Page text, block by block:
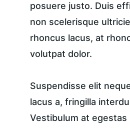
posuere justo. Duis
non scelerisque
rhoncus lacus, at
volutpat dolor.
Suspendisse elit
lacus a, fringilla
Vestibulum at egestas